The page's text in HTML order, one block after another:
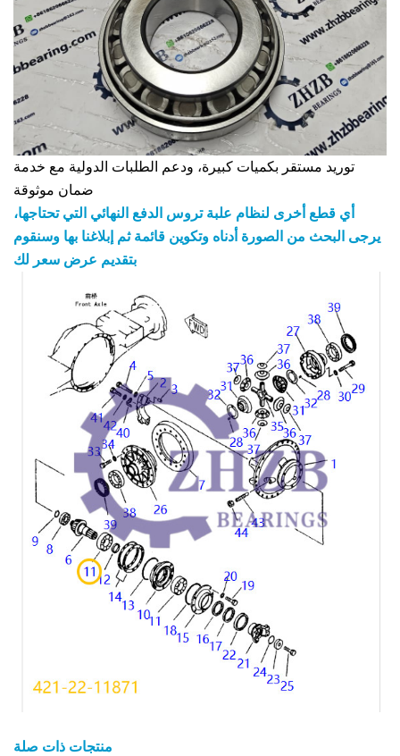
توريد مستقر بكميات كبيرة، ودعم الطلبات الدولية مع خدمة
ضمان موثوقة
أي قطع أخرى لنظام علبة تروس الدفع النهائي التي تحتاجها،
يرجى البحث من الصورة أدناه وتكوين قائمة ثم إبلاغنا بها وسنقوم
بتقديم عرض سعر لك
منتجات ذات صلة